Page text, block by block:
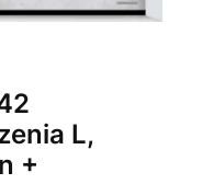
L,
+